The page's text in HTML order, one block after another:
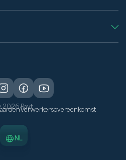
Payt
Verwerkersovereenkomst
NL